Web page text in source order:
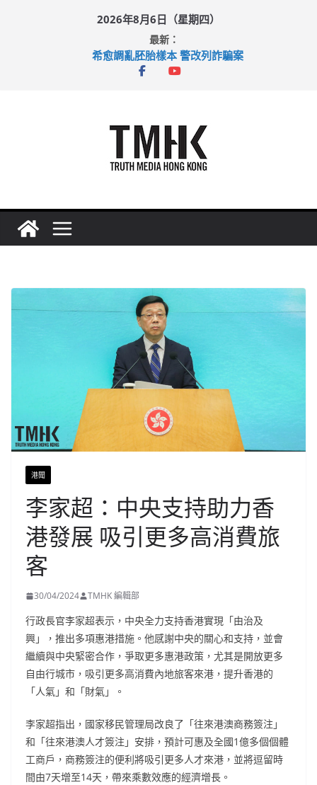
2026年8月6日（星期四）
最新：
希愈調亂胚胎樣本 警改列詐騙案
足球盛會次場激戰 祖雲達斯挫車路士
港聞
李家超：中央支持助力香
港發展 吸引更多高消費旅
客
30/04/2024 TMHK 編輯部
行政長官李家超表示，中央全力支持香港實現「由治及
興」，推出多項惠港措施。他感謝中央的關心和支持，並會
繼續與中央緊密合作，爭取更多惠港政策，尤其是開放更多
自由行城市，吸引更多高消費內地旅客來港，提升香港的
「人氣」和「財氣」。
李家超指出，國家移民管理局改良了「往來港澳商務簽注」
和「往來港澳人才簽注」安排，預計可惠及全國1億多個個體
工商戶，商務簽注的便利將吸引更多人才來港，並將逗留時
間由7天增至14天，帶來乘數效應的經濟增長。